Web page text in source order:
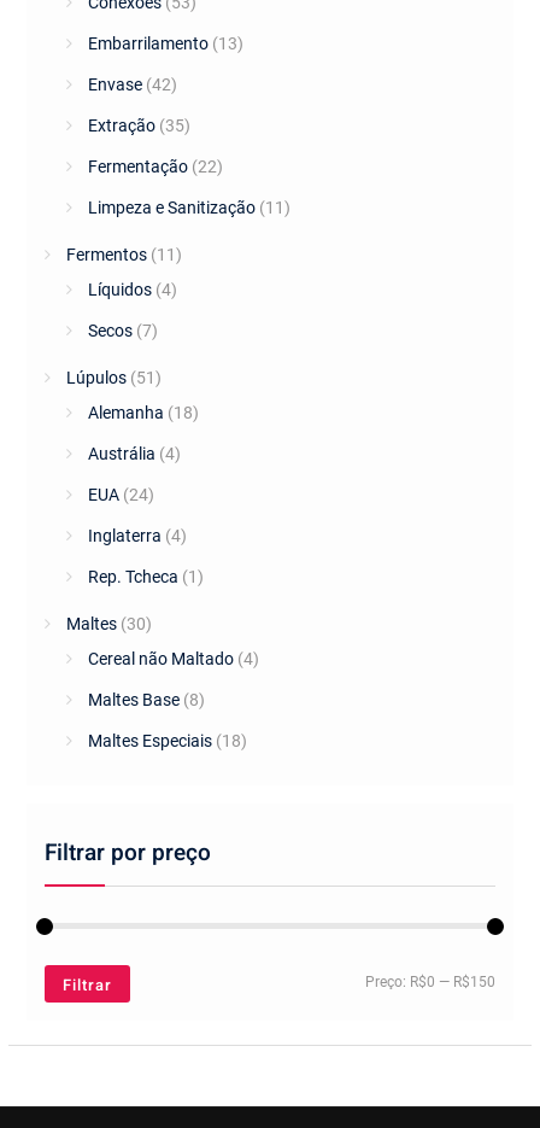
Embarrilamento (13)
Envase (42)
Extração (35)
Fermentação (22)
Limpeza e Sanitização (11)
Fermentos (11)
Líquidos (4)
Secos (7)
Lúpulos (51)
Alemanha (18)
Austrália (4)
EUA (24)
Inglaterra (4)
Rep. Tcheca (1)
Maltes (30)
Cereal não Maltado (4)
Maltes Base (8)
Maltes Especiais (18)
Filtrar por preço
Filtrar Preço: R$0 — R$150